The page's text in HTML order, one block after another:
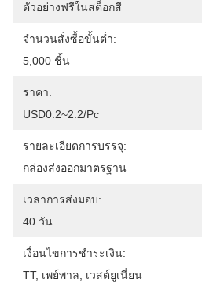
ตัวอย่างฟรีในสต็อกสี
จำนวนสั่งซื้อขั้นต่ำ:
5,000 ชิ้น
ราคา:
USD0.2~2.2/pc
รายละเอียดการบรรจุ:
กล่องส่งออกมาตรฐาน
เวลาการส่งมอบ:
40 วัน
เงื่อนไขการชำระเงิน:
TT, เพย์พาล, เวสต์ยูเนี่ยน